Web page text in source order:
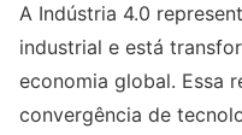
A Indústria 4.0
industrial e está
economia global. Essa
convergência de